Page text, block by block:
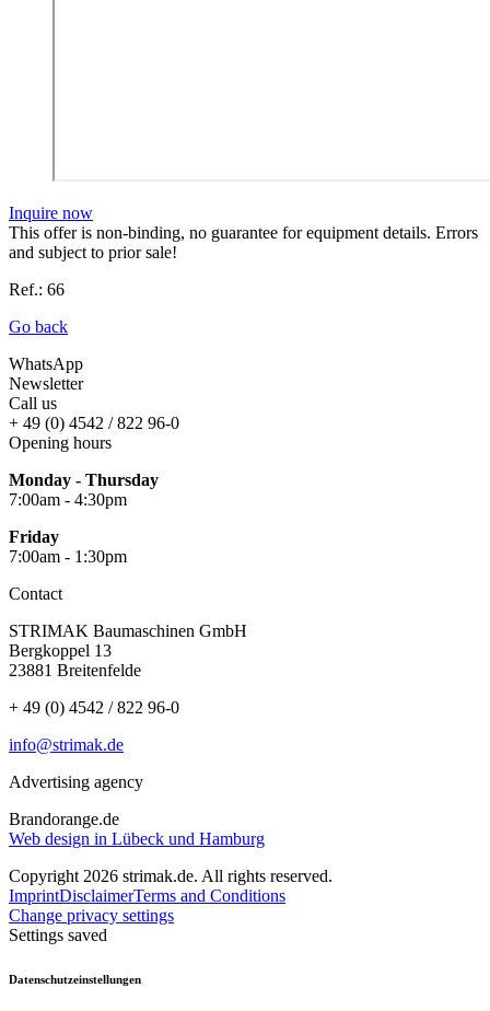
Inquire now
This offer is non-binding, no guarantee for equipment details. Errors
and subject to prior sale!
Ref.: 66
Go back
WhatsApp
Newsletter
Call us
+ 49 (0) 4542 / 822 96-0
Opening hours
Monday - Thursday
7:00am - 4:30pm
Friday
7:00am - 1:30pm
Contact
STRIMAK Baumaschinen GmbH
Bergkoppel 13
23881 Breitenfelde
+ 49 (0) 4542 / 822 96-0
info@strimak.de
Advertising agency
Brandorange.de
Web design in Lübeck und Hamburg
Copyright 2026 strimak.de. All rights reserved.
ImprintDisclaimerTerms and Conditions
Change privacy settings
Settings saved
Datenschutzeinstellungen